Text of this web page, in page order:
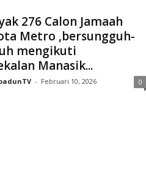
276 Calon Jamaah
Metro ,bersungguh-
mengikuti
Manasik...
- Februari 10, 2026 0